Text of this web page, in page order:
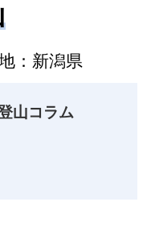
：新潟県
山コラム